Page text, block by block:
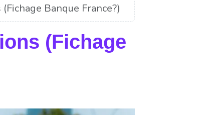
Banque France?)
(Fichage